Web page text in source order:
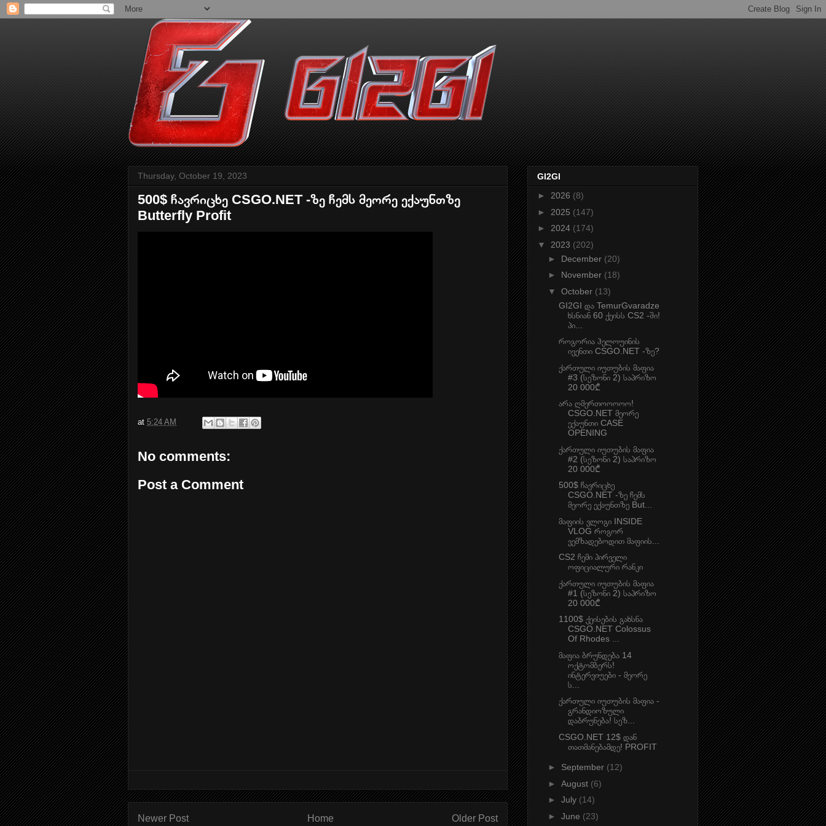
Thursday, October 19, 2023
500$ ჩავრიცხე CSGO.NET -ზე ჩემს მეორე ექაუნთზე
Butterfly Profit
at 5:24 AM
No comments:
Post a Comment
Newer Post Older Post
Home
GI2GI
► 2026 (8)
► 2025 (147)
► 2024 (174)
▼ 2023 (202)
► December (20)
► November (18)
▼ October (13)
GI2GI და TemurGvaradze
ხსნიან 60 ქეისს CS2 -ში!
პი...
როგორია ჰელოუინის
ივენთი CSGO.NET -ზე?
ქართული იუთუბის მაფია
#3 (სეზონი 2) საპრიზო
20 000₾
არა ღმერთოოოოო!
CSGO.NET მეორე
ექაუნთი CASE
OPENING
ქართული იუთუბის მაფია
#2 (სეზონი 2) საპრიზო
20 000₾
500$ ჩავრიცხე
CSGO.NET -ზე ჩემს
მეორე ექაუნთზე But...
მაფიის ვლოგი INSIDE
VLOG როგორ
ვემზადებოდით მაფიის...
CS2 ჩემი პირველი
ოფიციალური რანკი
ქართული იუთუბის მაფია
#1 (სეზონი 2) საპრიზო
20 000₾
1100$ ქეისების გახსნა
CSGO.NET Colossus
Of Rhodes ...
მაფია ბრუნდება 14
ოქტომბერს!
ინტერვიუები - მეორე
ს...
ქართული იუთუბის მაფია -
გრანდიოზული
დაბრუნება! სეზ...
CSGO.NET 12$ დან
თათმანებამდე! PROFIT
► September (12)
► August (6)
► July (14)
► June (23)